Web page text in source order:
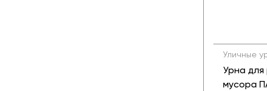
Уличные
Урна для
мусора